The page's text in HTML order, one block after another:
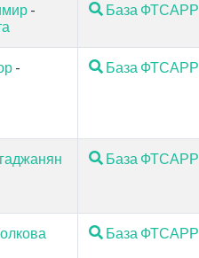
-
База ФТСАРР
-
База ФТСАРР
База ФТСАРР
База ФТСАРР